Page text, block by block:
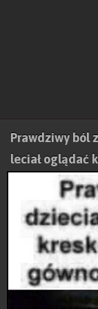
Prawdziwy ból
leciał oglądać